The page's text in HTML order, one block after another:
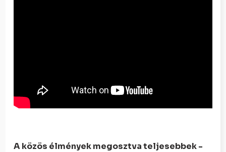
A közös élmények megosztva teljesebbek -